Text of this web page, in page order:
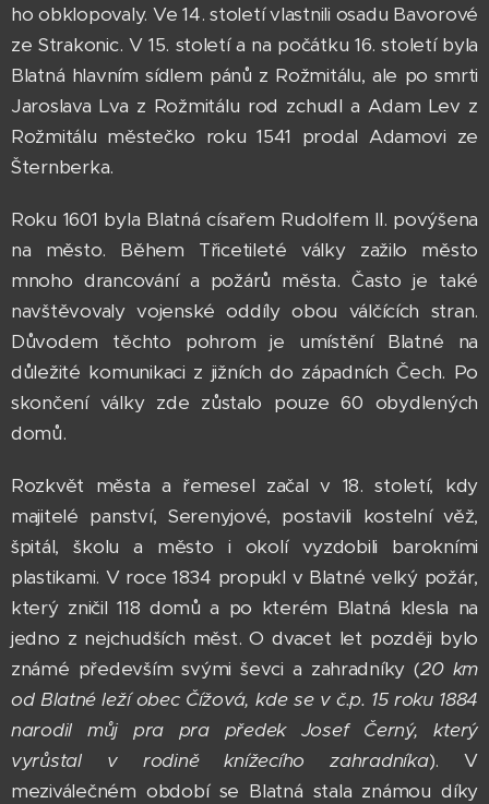
ho obklopovaly. Ve 14. století vlastnili osadu Bavorové
ze Strakonic. V 15. století a na počátku 16. století byla
Blatná hlavním sídlem pánů z Rožmitálu, ale po smrti
Jaroslava Lva z Rožmitálu rod zchudl a Adam Lev z
Rožmitálu městečko roku 1541 prodal Adamovi ze
Šternberka.
Roku 1601 byla Blatná císařem Rudolfem II. povýšena
na město. Během Třicetileté války zažilo město
mnoho drancování a požárů města. Často je také
navštěvovaly vojenské oddíly obou válčících stran.
Důvodem těchto pohrom je umístění Blatné na
důležité komunikaci z jižních do západních Čech. Po
skončení války zde zůstalo pouze 60 obydlených
domů.
Rozkvět města a řemesel začal v 18. století, kdy
majitelé panství, Serenyjové, postavili kostelní věž,
špitál, školu a město i okolí vyzdobili barokními
plastikami. V roce 1834 propukl v Blatné velký požár,
který zničil 118 domů a po kterém Blatná klesla na
jedno z nejchudších měst. O dvacet let později bylo
známé především svými ševci a zahradníky (20 km
od Blatné leží obec Čížová, kde se v č.p. 15 roku 1884
narodil můj pra pra předek Josef Černý, který
vyrůstal v rodině knížecího zahradníka). V
meziválečném období se Blatná stala známou díky